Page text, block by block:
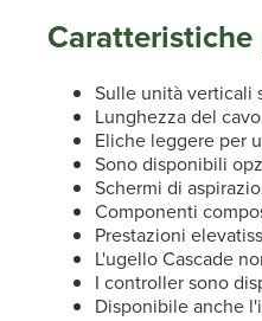
Sulle unità verticali
Lunghezza del
Eliche leggere per
Sono disponibili
Schermi di
Componenti
Prestazioni
L'ugello Cascade
I controller sono
Disponibile anche